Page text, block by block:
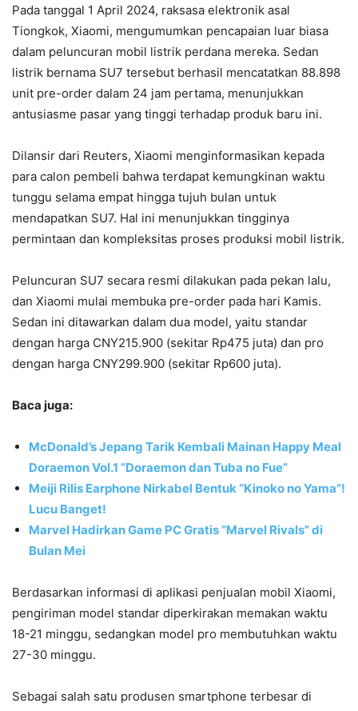
Pada tanggal 1 April 2024, raksasa elektronik asal
Tiongkok, Xiaomi, mengumumkan pencapaian luar biasa
dalam peluncuran mobil listrik perdana mereka. Sedan
listrik bernama SU7 tersebut berhasil mencatatkan 88.898
unit pre-order dalam 24 jam pertama, menunjukkan
antusiasme pasar yang tinggi terhadap produk baru ini.
Dilansir dari Reuters, Xiaomi menginformasikan kepada
para calon pembeli bahwa terdapat kemungkinan waktu
tunggu selama empat hingga tujuh bulan untuk
mendapatkan SU7. Hal ini menunjukkan tingginya
permintaan dan kompleksitas proses produksi mobil listrik.
Peluncuran SU7 secara resmi dilakukan pada pekan lalu,
dan Xiaomi mulai membuka pre-order pada hari Kamis.
Sedan ini ditawarkan dalam dua model, yaitu standar
dengan harga CNY215.900 (sekitar Rp475 juta) dan pro
dengan harga CNY299.900 (sekitar Rp600 juta).
Baca juga:
McDonald’s Jepang Tarik Kembali Mainan Happy Meal
Doraemon Vol.1 “Doraemon dan Tuba no Fue”
Meiji Rilis Earphone Nirkabel Bentuk “Kinoko no Yama”!
Lucu Banget!
Marvel Hadirkan Game PC Gratis “Marvel Rivals” di
Bulan Mei
Berdasarkan informasi di aplikasi penjualan mobil Xiaomi,
pengiriman model standar diperkirakan memakan waktu
18-21 minggu, sedangkan model pro membutuhkan waktu
27-30 minggu.
Sebagai salah satu produsen smartphone terbesar di